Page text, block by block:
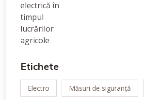
Etichete
Electro Măsuri de siguranță